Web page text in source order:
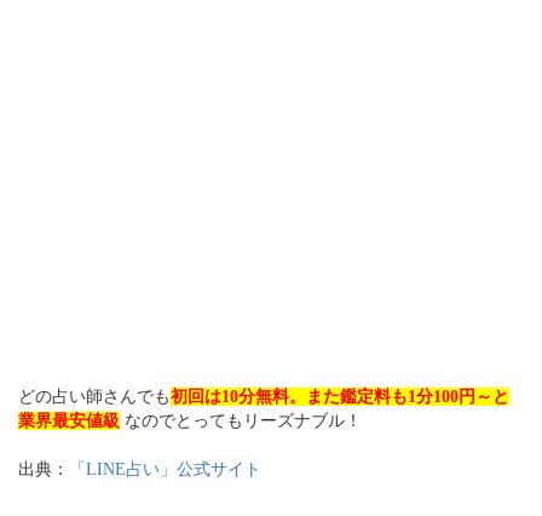
どの占い師さんでも初回は10分無料。また鑑定料も1分100円～と
業界最安値級 なのでとってもリーズナブル！
出典： 「LINE占い」公式サイト